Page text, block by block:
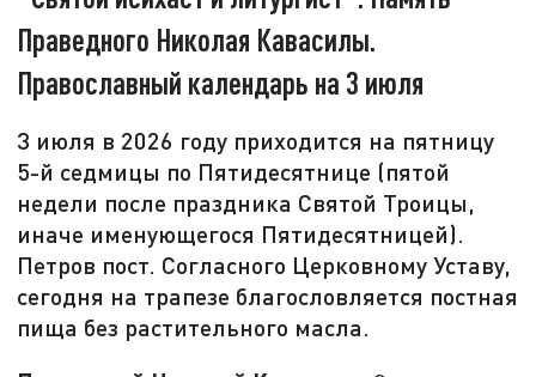
Праведного Николая Кавасилы.
Православный календарь на 3 июля
3 июля в 2026 году приходится на пятницу
5-й седмицы по Пятидесятнице (пятой
недели после праздника Святой Троицы,
иначе именующегося Пятидесятницей).
Петров пост. Согласного Церковному Уставу,
сегодня на трапезе благословляется постная
пища без растительного масла.